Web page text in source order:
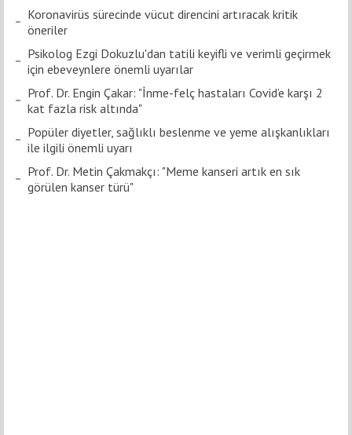
Koronavirüs sürecinde vücut direncini artıracak kritik
öneriler
Psikolog Ezgi Dokuzlu'dan tatili keyifli ve verimli geçirmek
için ebeveynlere önemli uyarılar
Prof. Dr. Engin Çakar: "İnme-felç hastaları Covid’e karşı 2
kat fazla risk altında"
Popüler diyetler, sağlıklı beslenme ve yeme alışkanlıkları
ile ilgili önemli uyarı
Prof. Dr. Metin Çakmakçı: "Meme kanseri artık en sık
görülen kanser türü"